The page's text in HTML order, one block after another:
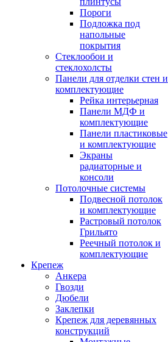
Пороги
Подложка под
напольные
покрытия
Стеклообои и
стеклохолсты
Панели для отделки стен и
комплектующие
Рейка интерьерная
Панели МДФ и
комплектующие
Панели пластиковые
и комплектующие
Экраны
радиаторные и
консоли
Потолочные системы
Подвесной потолок
и комплектующие
Растровый потолок
Грильято
Реечный потолок и
комплектующие
Крепеж
Анкера
Гвозди
Дюбели
Заклепки
Крепеж для деревянных
конструкций